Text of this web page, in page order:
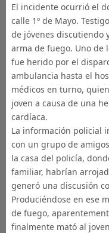
El incidente ocurrió el
calle 1º de Mayo.
de jóvenes discutiendo
arma de fuego. Uno de
fue herido por el
ambulancia hasta el
médicos en turno,
joven a causa de una
cardíaca.
La información policial
con un grupo de
la casa del policía,
familiar, habrían
generó una discusión
Produciéndose en ese
de fuego,
finalmente mató al